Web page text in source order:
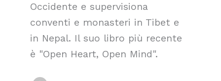
Occidente e supervisiona
conventi e monasteri in Tibet e
in Nepal. Il suo libro più recente
è "Open Heart, Open Mind".